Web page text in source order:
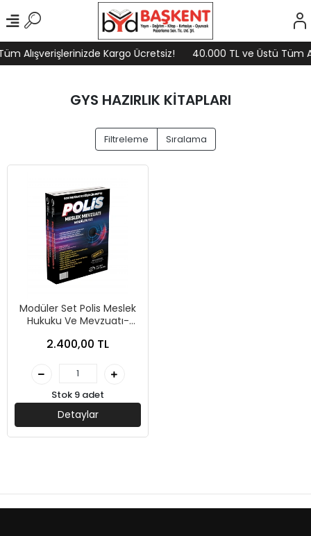
Alışverişlerinizde Kargo Ücretsiz! 40.000 TL ve Üstü Tüm
GYS HAZIRLIK KİTAPLARI
Filtreleme Sıralama
Modüler Set Polis Meslek
Hukuku Ve Mevzuatı-
2.400,00 TL
Stok 9 adet
Detaylar